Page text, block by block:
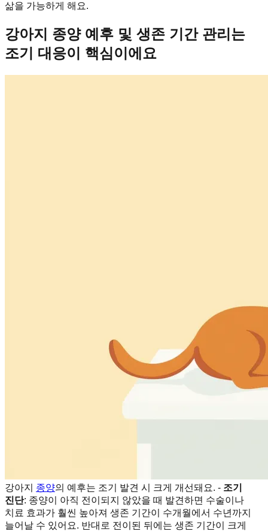
삶을 가능하게 해요.
강아지 종양 예후 및 생존 기간 관리는
조기 대응이 핵심이에요
강아지 종양의 예후는 조기 발견 시 크게 개선돼요. - 조기
진단: 종양이 아직 전이되지 않았을 때 발견하면 수술이나
치료 효과가 훨씬 높아져 생존 기간이 수개월에서 수년까지
늘어날 수 있어요. 반대로 전이된 뒤에는 생존 기간이 크게